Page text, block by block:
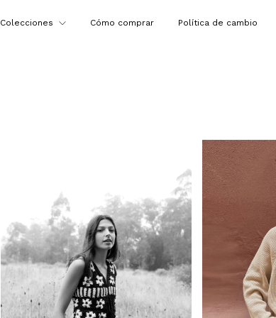
Colecciones Cómo comprar Política de cambio